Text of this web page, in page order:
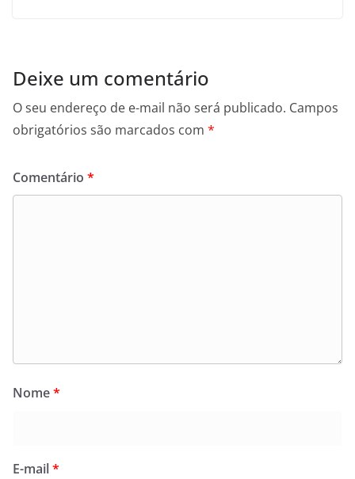
Deixe um comentário
O seu endereço de e-mail não será publicado. Campos
obrigatórios são marcados com *
Comentário *
Nome*
E-mail*